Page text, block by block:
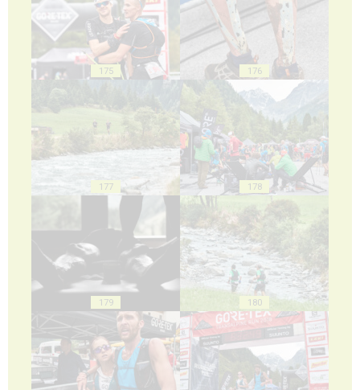
175 176
177 178
179 180